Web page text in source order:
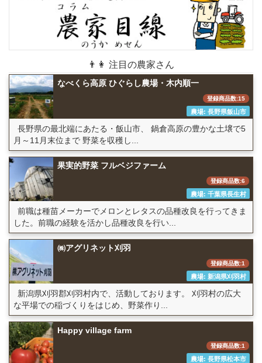
👨👩 注目の農家さん
なべくら高原 ひぐらし農場・木内順一
登録商品数:15
農場: 長野県飯山市
長野県の最北端にあたる・飯山市、 鍋倉高原の豊かな土壌で5
月～11月末位まで 野菜を収穫し...
果実的野菜 フルベジファーム
登録商品数:6
農場: 千葉県長生村
前職は種苗メーカーでメロンとレタスの品種改良を行ってきま
した。前職の経験を活かし品種改良を行い...
㈱アグリネット刈羽
登録商品数:1
農場: 新潟県刈羽村
新潟県刈羽郡刈羽村内で、活動しております。 刈羽村の広大
な平場での稲づくりをはじめ、野菜作り...
Happy village farm
登録商品数:1
農場: 長野県松本市